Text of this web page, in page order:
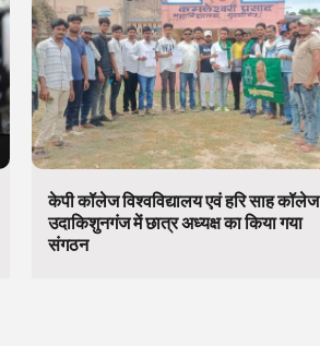
केपी कॉलेज विश्वविद्यालय एवं हरि साह कॉलेज
उदाकिशुनगंज में छात्र अध्यक्ष का किया गया
संगठन